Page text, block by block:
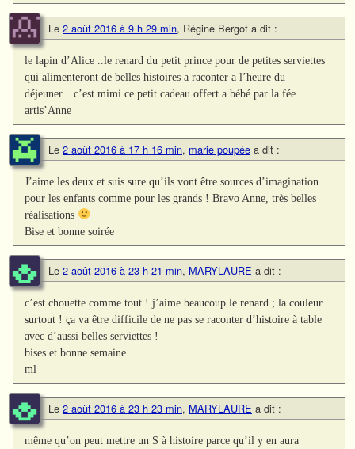
Le 2 août 2016 à 9 h 29 min, Régine Bergot a dit :
le lapin d’Alice ..le renard du petit prince pour de petites serviettes
qui alimenteront de belles histoires a raconter a l’heure du
déjeuner…c’est mimi ce petit cadeau offert a bébé par la fée
artis’Anne
Le 2 août 2016 à 17 h 16 min, marie poupée a dit :
J’aime les deux et suis sure qu’ils vont être sources d’imagination
pour les enfants comme pour les grands ! Bravo Anne, très belles
réalisations
Bise et bonne soirée
Le 2 août 2016 à 23 h 21 min, MARYLAURE a dit :
c’est chouette comme tout ! j’aime beaucoup le renard ; la couleur
surtout ! ça va être difficile de ne pas se raconter d’histoire à table
avec d’aussi belles serviettes !
bises et bonne semaine
ml
Le 2 août 2016 à 23 h 23 min, MARYLAURE a dit :
même qu’on peut mettre un S à histoire parce qu’il y en aura